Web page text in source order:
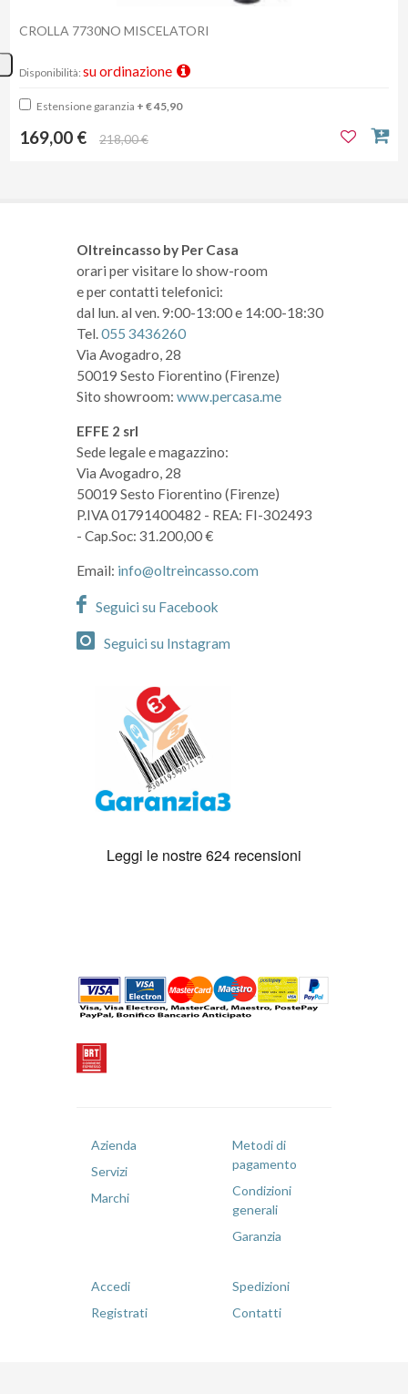
CROLLA 7730NO MISCELATORI
Disponibilità: su ordinazione
Estensione garanzia + € 45,90
169,00 € 218,00 €
Oltreincasso by Per Casa
orari per visitare lo show-room
e per contatti telefonici:
dal lun. al ven. 9:00-13:00 e 14:00-18:30
Tel.055 3436260
Via Avogadro, 28
50019 Sesto Fiorentino (Firenze)
Sito showroom: www.percasa.me
EFFE 2 srl
Sede legale e magazzino:
Via Avogadro, 28
50019 Sesto Fiorentino (Firenze)
P.IVA 01791400482 - REA: FI-302493
- Cap.Soc: 31.200,00 €
Email: info@oltreincasso.com
Seguici su Facebook
Seguici su Instagram
Azienda
Servizi
Marchi
Metodi di
pagamento
Condizioni
generali
Garanzia
Accedi
Registrati
Spedizioni
Contatti